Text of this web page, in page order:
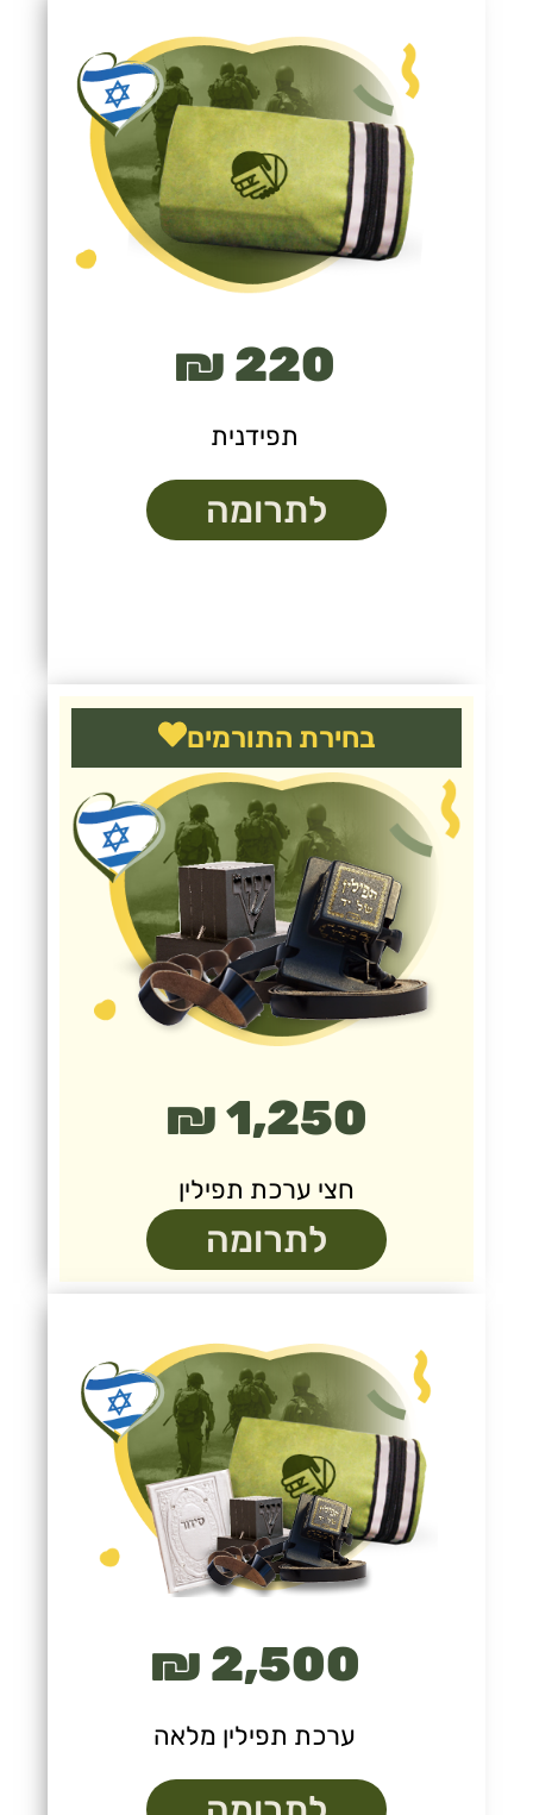
220 ₪
תפידנית
לתרומה
בחירת התורמים
1,250 ₪
חצי ערכת תפילין
לתרומה
2,500 ₪
ערכת תפילין מלאה